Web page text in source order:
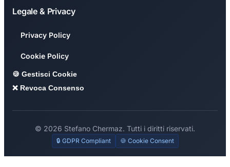
Legale & Privacy
Privacy Policy
Cookie Policy
🍪 Gestisci Cookie
❌ Revoca Consenso
© 2026 Stefano Chermaz. Tutti i diritti riservati.
🔒 GDPR Compliant 🍪 Cookie Consent